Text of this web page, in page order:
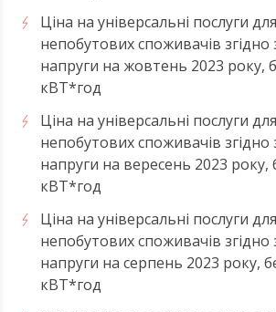
Ціна на універсальні послуги
непобутових споживачів згідно
напруги на жовтень 2023 року,
кВТ*год
Ціна на універсальні послуги
непобутових споживачів згідно
напруги на вересень 2023
кВТ*год
Ціна на універсальні послуги
непобутових споживачів згідно
напруги на серпень 2023 року,
кВТ*год